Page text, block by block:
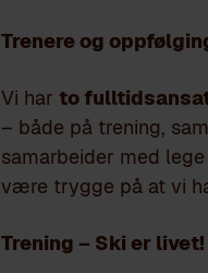
Trenere og
Vi har to
– både på trening,
samarbeider med
være trygge på at vi
Trening – Ski er livet!